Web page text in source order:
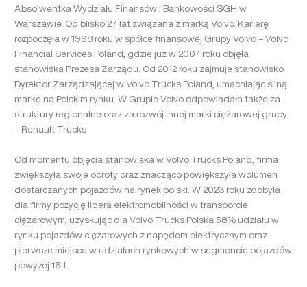
Absolwentka Wydziału Finansów i Bankowości SGH w
Warszawie. Od blisko 27 lat związana z marką Volvo. Karierę
rozpoczęła w 1998 roku w spółce finansowej Grupy Volvo – Volvo
Financial Services Poland, gdzie już w 2007 roku objęła
stanowiska Prezesa Zarządu. Od 2012 roku zajmuje stanowisko
Dyrektor Zarządzającej w Volvo Trucks Poland, umacniając silną
markę na Polskim rynku. W Grupie Volvo odpowiadała także za
struktury regionalne oraz za rozwój innej marki ciężarowej grupy
– Renault Trucks
Od momentu objęcia stanowiska w Volvo Trucks Poland, firma
zwiększyła swoje obroty oraz znacząco powiększyła wolumen
dostarczanych pojazdów na rynek polski. W 2023 roku zdobyła
dla firmy pozycję lidera elektromobilności w transporcie
ciężarowym, uzyskując dla Volvo Trucks Polska 58% udziału w
rynku pojazdów ciężarowych z napędem elektrycznym oraz
pierwsze miejsce w udziałach rynkowych w segmencie pojazdów
powyżej 16 t.